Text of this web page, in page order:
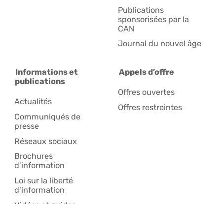
Publications
sponsorisées par la
CAN
Journal du nouvel âge
Informations et
publications
Actualités
Communiqués de
presse
Réseaux sociaux
Brochures
d'information
Loi sur la liberté
d'information
Appels d’offre
Offres ouvertes
Offres restreintes